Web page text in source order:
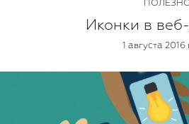
Иконки в
1 августа 2016